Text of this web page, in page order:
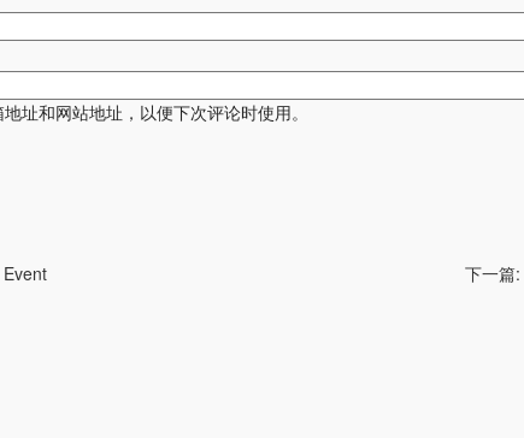
址和网站地址，以便下次评论时使用。
下一篇: